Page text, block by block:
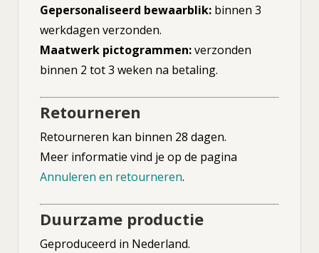
Gepersonaliseerd bewaarblik: binnen 3
werkdagen verzonden.
Maatwerk pictogrammen:verzonden
binnen 2 tot 3 weken na betaling.
Retourneren
Retourneren kan binnen 28 dagen.
Meer informatie vind je op de pagina
Annuleren en retourneren.
Duurzame productie
Geproduceerd in Nederland.